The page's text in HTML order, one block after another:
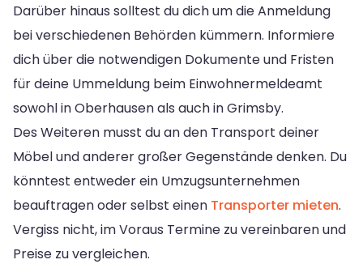
Darüber hinaus solltest du dich um die Anmeldung
bei verschiedenen Behörden kümmern. Informiere
dich über die notwendigen Dokumente und Fristen
für deine Ummeldung beim Einwohnermeldeamt
sowohl in Oberhausen als auch in Grimsby.
Des Weiteren musst du an den Transport deiner
Möbel und anderer großer Gegenstände denken. Du
könntest entweder ein Umzugsunternehmen
beauftragen oder selbst einen Transporter mieten.
Vergiss nicht, im Voraus Termine zu vereinbaren und
Preise zu vergleichen.